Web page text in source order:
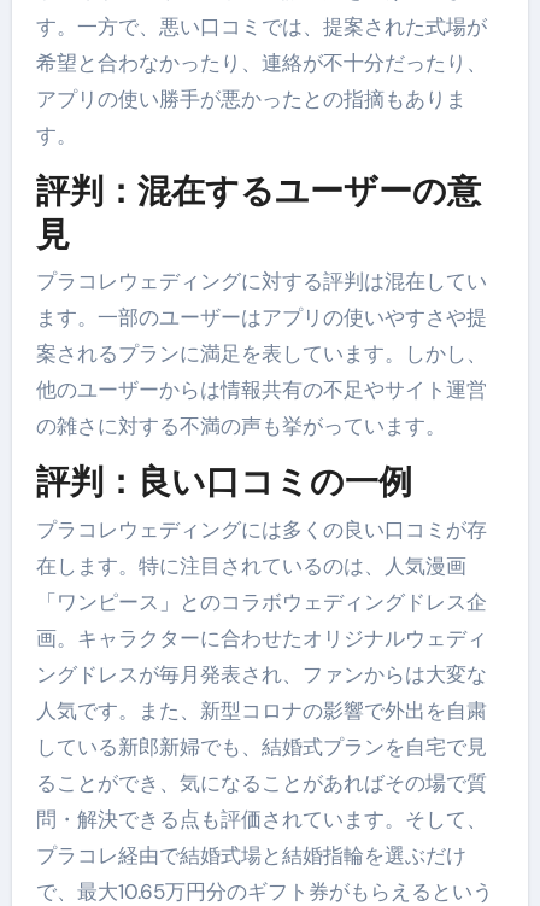
す。一方で、悪い口コミでは、提案された式場が
希望と合わなかったり、連絡が不十分だったり、
アプリの使い勝手が悪かったとの指摘もありま
す。
評判： 混在するユーザーの意
見
プラコレウェディングに対する評判は混在してい
ます。一部のユーザーはアプリの使いやすさや提
案されるプランに満足を表しています。しかし、
他のユーザーからは情報共有の不足やサイト運営
の雑さに対する不満の声も挙がっています。
評判： 良い口コミの一例
プラコレウェディングには多くの良い口コミが存
在します。特に注目されているのは、人気漫画
「ワンピース」とのコラボウェディングドレス企
画。キャラクターに合わせたオリジナルウェディ
ングドレスが毎月発表され、ファンからは大変な
人気です。また、新型コロナの影響で外出を自粛
している新郎新婦でも、結婚式プランを自宅で見
ることができ、気になることがあればその場で質
問・解決できる点も評価されています。そして、
プラコレ経由で結婚式場と結婚指輪を選ぶだけ
で、最大10.65万円分のギフト券がもらえるという